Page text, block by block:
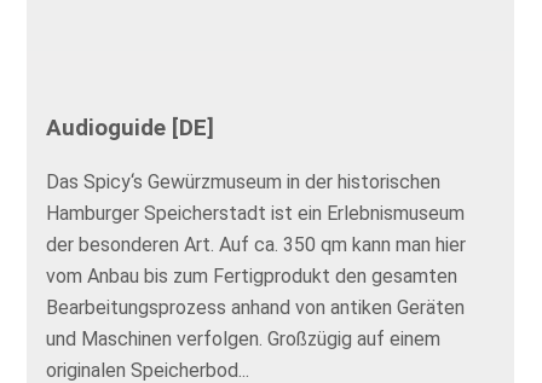
Audioguide [DE]
Das Spicy‘s Gewürzmuseum in der historischen
Hamburger Speicherstadt ist ein Erlebnismuseum
der besonderen Art. Auf ca. 350 qm kann man hier
vom Anbau bis zum Fertigprodukt den gesamten
Bearbeitungsprozess anhand von antiken Geräten
und Maschinen verfolgen. Großzügig auf einem
originalen Speicherbod...